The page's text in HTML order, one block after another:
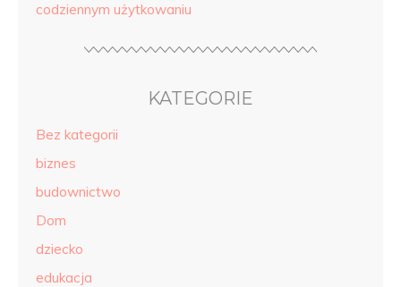
codziennym użytkowaniu
KATEGORIE
Bez kategorii
biznes
budownictwo
Dom
dziecko
edukacja